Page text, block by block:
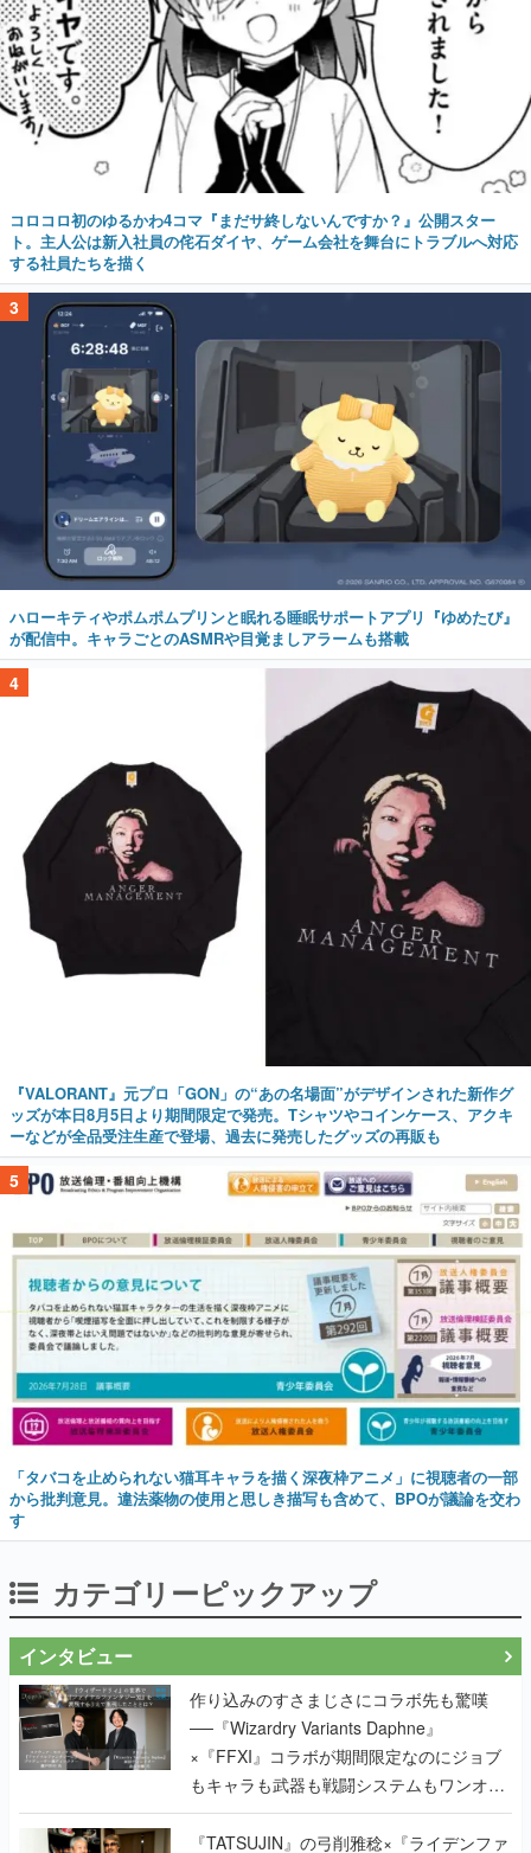
コロコロ初のゆるかわ4コマ『まだサ終しないんですか？』公開スター
ト。主人公は新入社員の侘石ダイヤ、ゲーム会社を舞台にトラブルへ対応
する社員たちを描く
3
ハローキティやポムポムプリンと眠れる睡眠サポートアプリ『ゆめたび』
が配信中。キャラごとのASMRや目覚ましアラームも搭載
4
『VALORANT』元プロ「GON」の“あの名場面”がデザインされた新作グ
ッズが本日8月5日より期間限定で発売。Tシャツやコインケース、アクキ
ーなどが全品受注生産で登場、過去に発売したグッズの再販も
5
「タバコを止められない猫耳キャラを描く深夜枠アニメ」に視聴者の一部
から批判意見。違法薬物の使用と思しき描写も含めて、BPOが議論を交わ
す
カテゴリーピックアップ
インタビュー
作り込みのすさまじさにコラボ先も驚嘆
──『Wizardry Variants Daphne』
×『FFXI』コラボが期間限定なのにジョブ
もキャラも武器も戦闘システムもワンオフ
で作り込まれた理由を両ディレクターに聞
く
『TATSUJIN』の弓削雅稔×『ライデンファ